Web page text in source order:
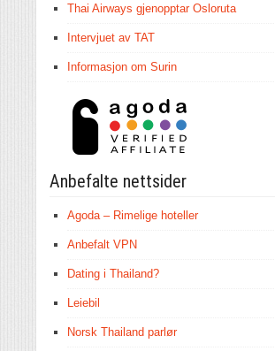
Thai Airways gjenopptar Osloruta
Intervjuet av TAT
Informasjon om Surin
Anbefalte nettsider
Agoda – Rimelige hoteller
Anbefalt VPN
Dating i Thailand?
Leiebil
Norsk Thailand parlør